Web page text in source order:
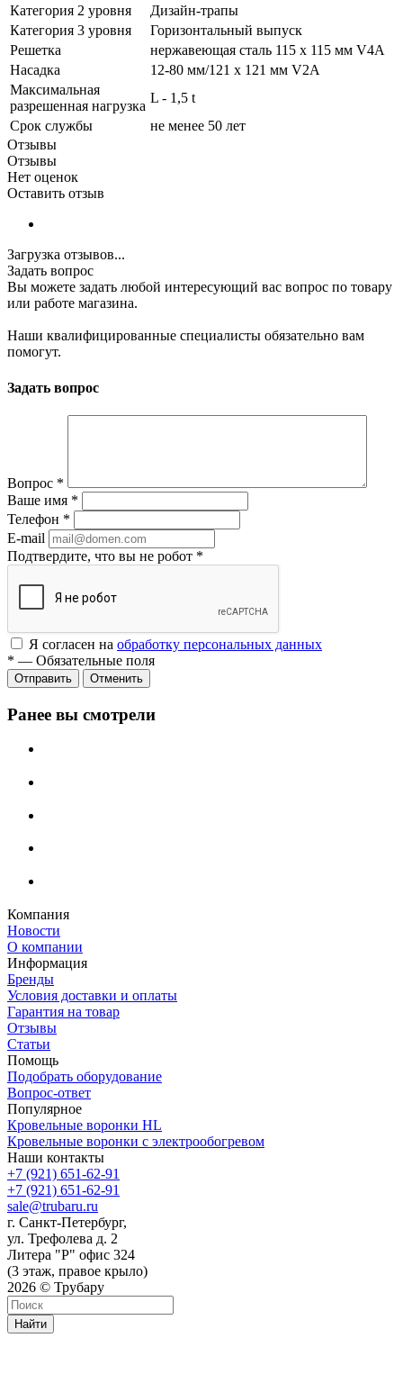
Категория 2 уровня
Дизайн-трапы
Категория 3 уровня
Горизонтальный выпуск
Решетка
нержавеющая сталь 115 x 115 мм V4A
Насадка
12-80 мм/121 x 121 мм V2A
Максимальная
разрешенная нагрузка
L - 1,5 t
Срок службы
не менее 50 лет
Отзывы
Отзывы
Нет оценок
Оставить отзыв
Загрузка отзывов...
Задать вопрос
Вы можете задать любой интересующий вас вопрос по товару
или работе магазина.
Наши квалифицированные специалисты обязательно вам
помогут.
Задать вопрос
Вопрос *
Ваше имя *
Телефон *
E-mail
Подтвердите, что вы не робот *
Я согласен на обработку персональных данных
* — Обязательные поля
Отменить
Ранее вы смотрели
Компания
Новости
О компании
Информация
Бренды
Условия доставки и оплаты
Гарантия на товар
Отзывы
Статьи
Помощь
Подобрать оборудование
Вопрос-ответ
Популярное
Кровельные воронки HL
Кровельные воронки с электрообогревом
Наши контакты
+7 (921) 651-62-91
+7 (921) 651-62-91
sale@trubaru.ru
г. Санкт-Петербург,
ул. Трефолева д. 2
Литера "Р" офис 324
(3 этаж, правое крыло)
2026 © Трубару
Найти